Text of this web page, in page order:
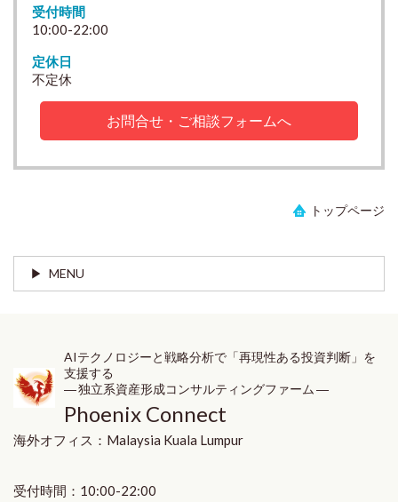
受付時間
10:00-22:00
定休日
不定休
お問合せ・ご相談フォームへ
トップページ
MENU
AIテクノロジーと戦略分析で「再現性ある投資判断」を
支援する
― 独立系資産形成コンサルティングファーム ―
Phoenix Connect
海外オフィス： Malaysia Kuala Lumpur
受付時間：10:00-22:00